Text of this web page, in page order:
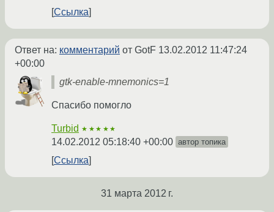
Ссылка
Ответ на: комментарий от GotF 13.02.2012 11:47:24
+00:00
gtk-enable-mnemonics=1
Спасибо помогло
Turbid ★★★★★
14.02.2012 05:18:40 +00:00 автор топика
Ссылка
31 марта 2012 г.